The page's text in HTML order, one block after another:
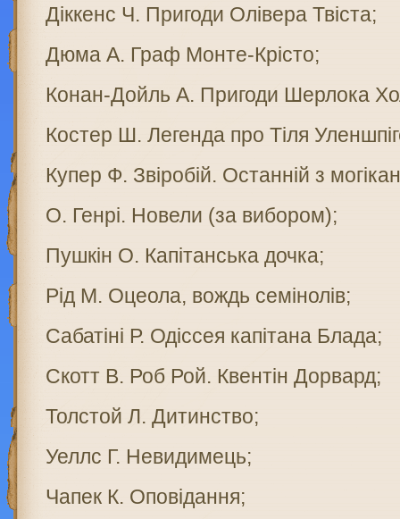
Діккенс Ч. Пригоди Олівера Твіста;
Дюма А. Граф Монте-Крісто;
Конан-Дойль А. Пригоди Шерлока
Костер Ш. Легенда про Тіля
Купер Ф. Звіробій. Останній з
О. Генрі. Новели (за вибором);
Пушкін О. Капітанська дочка;
Рід М. Оцеола, вождь семінолів;
Сабатіні Р. Одіссея капітана Блада;
Скотт В. Роб Рой. Квентін Дорвард;
Толстой Л. Дитинство;
Уеллс Г. Невидимець;
Чапек К. Оповідання;